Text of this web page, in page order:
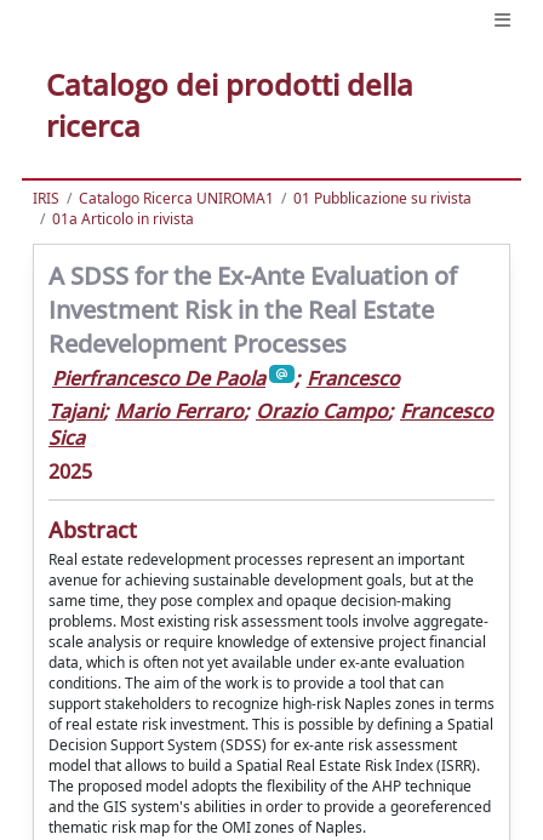
Catalogo dei prodotti della
ricerca
IRIS Catalogo Ricerca UNIROMA1
01 Pubblicazione su rivista
01a Articolo in rivista
A SDSS for the Ex-Ante Evaluation of
Investment Risk in the Real Estate
Redevelopment Processes
Pierfrancesco De Paola ; Francesco
Tajani; Mario Ferraro; Orazio Campo; Francesco
Sica
2025
Abstract
Real estate redevelopment processes represent an important
avenue for achieving sustainable development goals, but at the
same time, they pose complex and opaque decision-making
problems. Most existing risk assessment tools involve aggregate-
scale analysis or require knowledge of extensive project financial
data, which is often not yet available under ex-ante evaluation
conditions. The aim of the work is to provide a tool that can
support stakeholders to recognize high-risk Naples zones in terms
of real estate risk investment. This is possible by defining a Spatial
Decision Support System (SDSS) for ex-ante risk assessment
model that allows to build a Spatial Real Estate Risk Index (ISRR).
The proposed model adopts the flexibility of the AHP technique
and the GIS system's abilities in order to provide a georeferenced
thematic risk map for the OMI zones of Naples.